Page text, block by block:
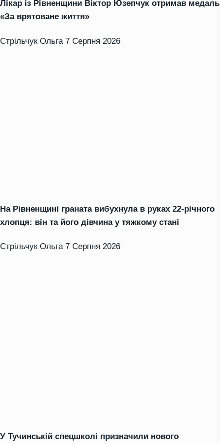
Лікар із Рівненщини Віктор Юзепчук отримав медаль
«За врятоване життя»
Стрільчук Ольга 7 Серпня 2026
На Рівненщині граната вибухнула в руках 22-річного
хлопця: він та його дівчина у тяжкому стані
Стрільчук Ольга 7 Серпня 2026
У Тучинській спецшколі призначили нового